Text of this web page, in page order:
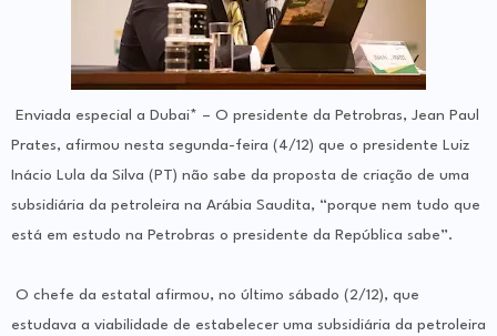
Enviada especial a Dubai* – O presidente da Petrobras, Jean Paul
Prates, afirmou nesta segunda-feira (4/12) que o presidente Luiz
Inácio Lula da Silva (PT) não sabe da proposta de criação de uma
subsidiária da petroleira na Arábia Saudita, “porque nem tudo que
está em estudo na Petrobras o presidente da República sabe”.
O chefe da estatal afirmou, no último sábado (2/12), que
estudava a viabilidade de estabelecer uma subsidiária da petroleira